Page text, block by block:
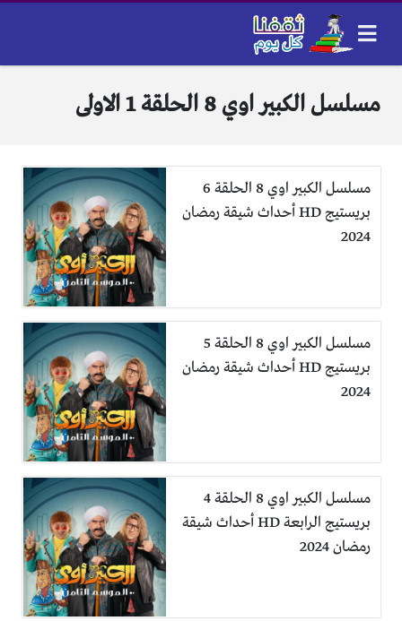
مسلسل الكبير اوي 8 الحلقة 1 الاولى
مسلسل الكبير اوي 8 الحلقة 6
بريستيج HD أحداث شيقة رمضان
2024
مسلسل الكبير اوي 8 الحلقة 5
بريستيج HD أحداث شيقة رمضان
2024
مسلسل الكبير اوي 8 الحلقة 4
بريستيج الرابعة HD أحداث شيقة
رمضان 2024